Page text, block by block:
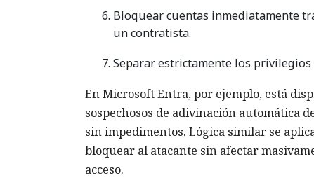
Bloquear cuentas inmediatamente
un contratista.
Separar estrictamente los
En Microsoft Entra, por ejemplo, está
sospechosos de adivinación automática
sin impedimentos. Lógica similar se
bloquear al atacante sin afectar
acceso.